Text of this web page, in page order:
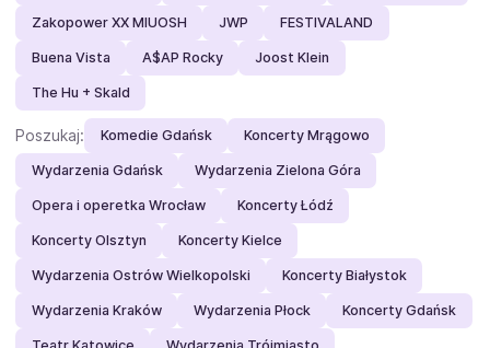
Zakopower XX MIUOSH JWP FESTIVALAND
Buena Vista A$AP Rocky Joost Klein
The Hu + Skald
Poszukaj: Komedie Gdańsk Koncerty Mrągowo
Wydarzenia Gdańsk Wydarzenia Zielona Góra
Opera i operetka Wrocław Koncerty Łódź
Koncerty Olsztyn Koncerty Kielce
Wydarzenia Ostrów Wielkopolski Koncerty Białystok
Wydarzenia Kraków Wydarzenia Płock Koncerty Gdańsk